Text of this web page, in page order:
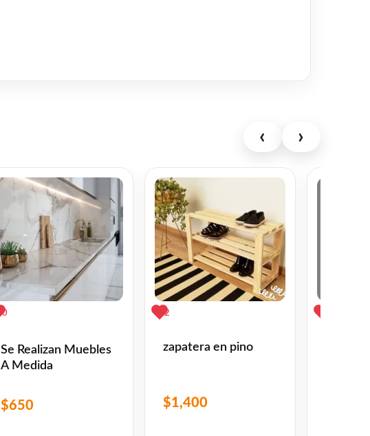
‹ ›
0
Se Realizan Muebles
A Medida
$650
2
zapatera en pino
$1,400